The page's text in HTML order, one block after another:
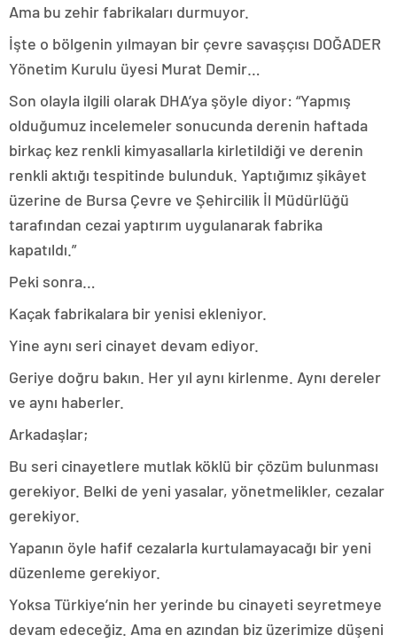
Ama bu zehir fabrikaları durmuyor.
İşte o bölgenin yılmayan bir çevre savaşçısı DOĞADER
Yönetim Kurulu üyesi Murat Demir…
Son olayla ilgili olarak DHA’ya şöyle diyor: “Yapmış
olduğumuz incelemeler sonucunda derenin haftada
birkaç kez renkli kimyasallarla kirletildiği ve derenin
renkli aktığı tespitinde bulunduk. Yaptığımız şikâyet
üzerine de Bursa Çevre ve Şehircilik İl Müdürlüğü
tarafından cezai yaptırım uygulanarak fabrika
kapatıldı.”
Peki sonra…
Kaçak fabrikalara bir yenisi ekleniyor.
Yine aynı seri cinayet devam ediyor.
Geriye doğru bakın. Her yıl aynı kirlenme. Aynı dereler
ve aynı haberler.
Arkadaşlar;
Bu seri cinayetlere mutlak köklü bir çözüm bulunması
gerekiyor. Belki de yeni yasalar, yönetmelikler, cezalar
gerekiyor.
Yapanın öyle hafif cezalarla kurtulamayacağı bir yeni
düzenleme gerekiyor.
Yoksa Türkiye’nin her yerinde bu cinayeti seyretmeye
devam edeceğiz. Ama en azından biz üzerimize düşeni